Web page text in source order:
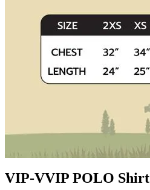
VIP-VVIP POLO Shirt